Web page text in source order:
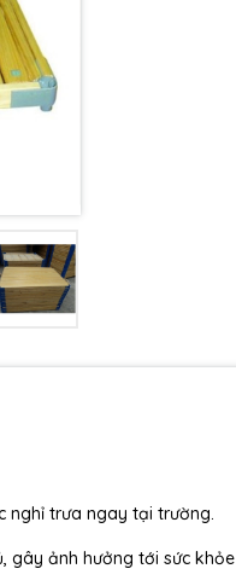
nghỉ trưa ngay tại trường.
gây ảnh hưởng tới sức khỏe